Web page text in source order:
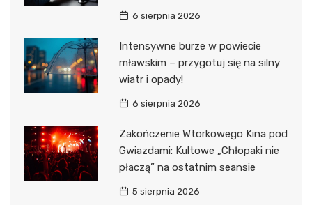
6 sierpnia 2026
Intensywne burze w powiecie
mławskim – przygotuj się na silny
wiatr i opady!
6 sierpnia 2026
Zakończenie Wtorkowego Kina pod
Gwiazdami: Kultowe „Chłopaki nie
płaczą” na ostatnim seansie
5 sierpnia 2026